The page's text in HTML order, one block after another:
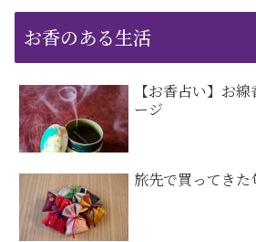
お香のある生活
【お香占い】お
ージ
旅先で買ってき